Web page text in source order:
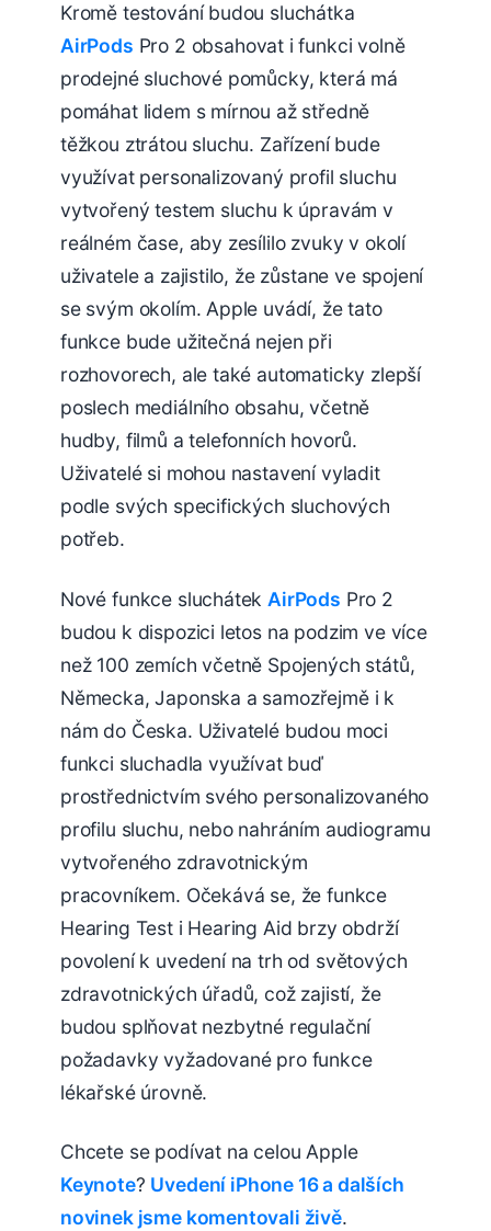
Kromě testování budou sluchátka
AirPods Pro 2 obsahovat i funkci volně
prodejné sluchové pomůcky, která má
pomáhat lidem s mírnou až středně
těžkou ztrátou sluchu. Zařízení bude
využívat personalizovaný profil sluchu
vytvořený testem sluchu k úpravám v
reálném čase, aby zesílilo zvuky v okolí
uživatele a zajistilo, že zůstane ve spojení
se svým okolím. Apple uvádí, že tato
funkce bude užitečná nejen při
rozhovorech, ale také automaticky zlepší
poslech mediálního obsahu, včetně
hudby, filmů a telefonních hovorů.
Uživatelé si mohou nastavení vyladit
podle svých specifických sluchových
potřeb.
Nové funkce sluchátek AirPods Pro 2
budou k dispozici letos na podzim ve více
než 100 zemích včetně Spojených států,
Německa, Japonska a samozřejmě i k
nám do Česka. Uživatelé budou moci
funkci sluchadla využívat buď
prostřednictvím svého personalizovaného
profilu sluchu, nebo nahráním audiogramu
vytvořeného zdravotnickým
pracovníkem. Očekává se, že funkce
Hearing Test i Hearing Aid brzy obdrží
povolení k uvedení na trh od světových
zdravotnických úřadů, což zajistí, že
budou splňovat nezbytné regulační
požadavky vyžadované pro funkce
lékařské úrovně.
Chcete se podívat na celou Apple
Keynote? Uvedení iPhone 16 a dalších
novinek jsme komentovali živě.